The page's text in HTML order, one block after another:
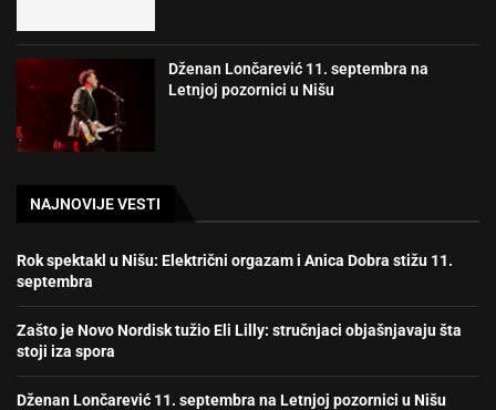
Dženan Lončarević 11. septembra na
Letnjoj pozornici u Nišu
NAJNOVIJE VESTI
Rok spektakl u Nišu: Električni orgazam i Anica Dobra stižu 11.
septembra
Zašto je Novo Nordisk tužio Eli Lilly: stručnjaci objašnjavaju šta
stoji iza spora
Dženan Lončarević 11. septembra na Letnjoj pozornici u Nišu